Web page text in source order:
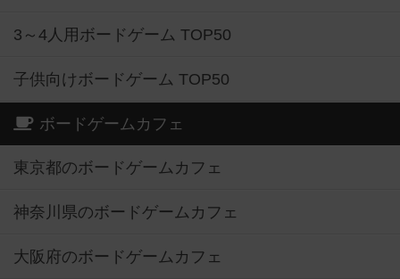
3～4人用ボードゲーム TOP50
子供向けボードゲーム TOP50
ボードゲームカフェ
東京都のボードゲームカフェ
神奈川県のボードゲームカフェ
大阪府のボードゲームカフェ